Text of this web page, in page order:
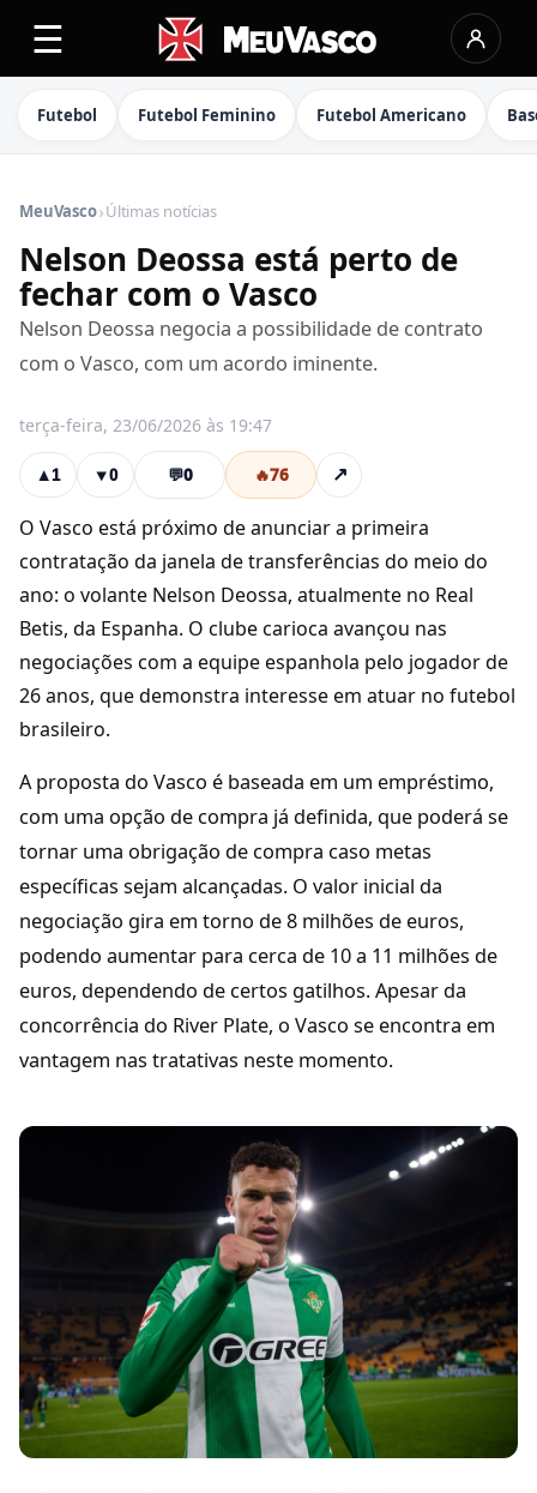
☰
Futebol Futebol Feminino Futebol Americano
MeuVasco›Últimas notícias
Nelson Deossa está perto de
fechar com o Vasco
Nelson Deossa negocia a possibilidade de contrato
com o Vasco, com um acordo iminente.
terça-feira, 23/06/2026 às 19:47
▲1 ▼0 💬0 🔥76 ↗
O Vasco está próximo de anunciar a primeira
contratação da janela de transferências do meio do
ano: o volante Nelson Deossa, atualmente no Real
Betis, da Espanha. O clube carioca avançou nas
negociações com a equipe espanhola pelo jogador de
26 anos, que demonstra interesse em atuar no futebol
brasileiro.
A proposta do Vasco é baseada em um empréstimo,
com uma opção de compra já definida, que poderá se
tornar uma obrigação de compra caso metas
específicas sejam alcançadas. O valor inicial da
negociação gira em torno de 8 milhões de euros,
podendo aumentar para cerca de 10 a 11 milhões de
euros, dependendo de certos gatilhos. Apesar da
concorrência do River Plate, o Vasco se encontra em
vantagem nas tratativas neste momento.